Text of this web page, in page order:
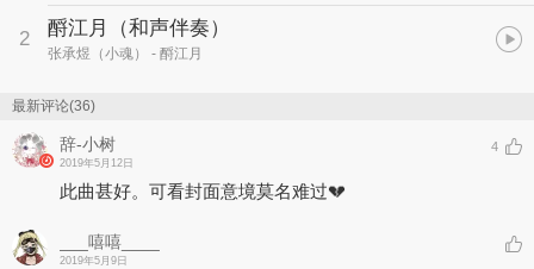
混音：幺唠
题字：同归于寂
曲绘：薄荷电、岁辞
海报：侑景
2 酹江月（和声伴奏）
张承煜（小魂） - 酹江月
最新评论(36)
辞-小树
2019年5月12日
4
此曲甚好。可看封面意境莫名难过💔
___嘻嘻____
2019年5月9日